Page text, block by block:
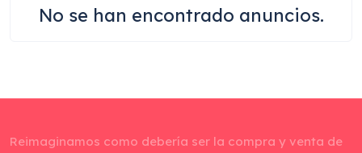
No se han encontrado anuncios.
Reimaginamos como debería ser la compra y venta de